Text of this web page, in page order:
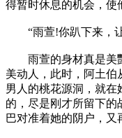
得暂时休息的机会，使
“雨萱!你趴下来，让
雨萱的身材真是美
美动人，此时，阿土伯
男人的桃花源洞，就在
的，尽是刚才所留下
巴对准着她的阴户，又